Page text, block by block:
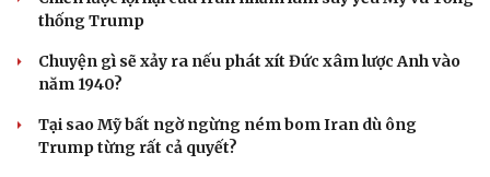
Du lịch
thống Trump
Chuyện gì sẽ xảy ra nếu phát xít Đức xâm lược Anh vào
năm 1940?
Tại sao Mỹ bất ngờ ngừng ném bom Iran dù ông
Trump từng rất cả quyết?